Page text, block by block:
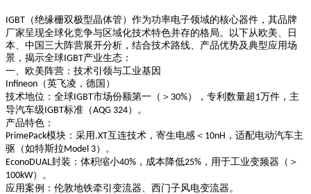
IGBT （绝缘栅双极型晶体管）作为功率电子领域的核心器件，其品牌
厂家呈现全球化竞争与区域化技术特色并存的格局。以下从欧美、日
本、中国三大阵营展开分析，结合技术路线、产品优势及典型应用场
景，揭示全球IGBT产业生态：
一、欧美阵营：技术引领与工业基因
Infineon （英飞凌，德国）
技术地位 ：全球IGBT市场份额第一（＞ 30%），专利数量超1万件，主
导汽车级IGBT标准（AQG 324）。
产品特色 ：
PrimePack模块 ：采用 .XT互连技术，寄生电感＜ 10nH ，适配电动汽车主
驱（如特斯拉Model 3）。
EconoDUAL封装 ：体积缩小40% ，成本降低25% ，用于工业变频器（＞
100kW）。
应用案例 ：伦敦地铁牵引变流器、西门子风电变流器。